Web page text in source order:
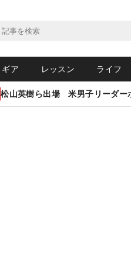
ギア レッスン ライフ
松山英樹ら出場 米男子リーダー